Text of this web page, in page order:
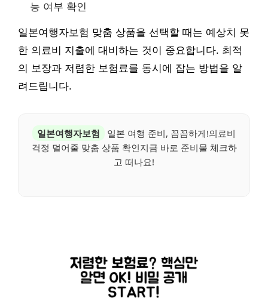
능 여부 확인
일본여행자보험 맞춤 상품을 선택할 때는 예상치 못
한 의료비 지출에 대비하는 것이 중요합니다. 최적
의 보장과 저렴한 보험료를 동시에 잡는 방법을 알
려드립니다.
일본여행자보험
일본 여행 준비, 꼼꼼하게!의료비
걱정 덜어줄 맞춤 상품 확인지금 바로 준비물 체크하
고 떠나요!